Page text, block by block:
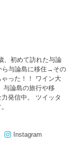
、初めて訪れた与論
ら与論島に移住→その
った！！ ワイン大
与論島の旅行や移
発信中。 ツイッタ
Instagram